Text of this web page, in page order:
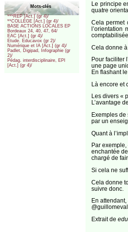
Mots-clés
***REP [Act.] (gr 4)/
**COLLEGE [Act.] (gr 4)/
BASE ACTIONS LOCALES EP
Bordeaux 24, 40, 47, 64/
EAC [Act.] (gr 4)/
Etude. Educavox (gr 2)/
Numérique et IA [Act.] (gr 4)/
Padlet, Digipad, Infographie (gr
2)/
Pédag. interdisciplinaire, EPI
[Act.] (gr 4)/
Le principe
quatre
Cela permet
l’orientation
Cela donne
Pour faciliter
une page
En flashant
Là encore et
Les divers «
L’avantage
Exemples
par un
Quant à
Par
enchantée
chargé de
Si cela ne
Cela donne
suivre donc.
En attendant,
Extrait de